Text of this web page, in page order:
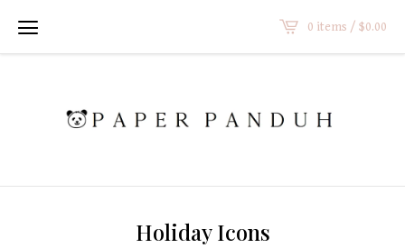
0 items / $0.00
Holiday Icons